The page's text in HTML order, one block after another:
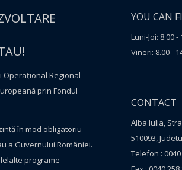
Operațional Regional
prin Fondul
în mod obligatoriu
a Guvernului României.
programe
YOU CAN
Luni-Joi: 8.00 -
Vineri: 8.00 -
CONTACT
Alba Iulia,
510093,
Telefon :